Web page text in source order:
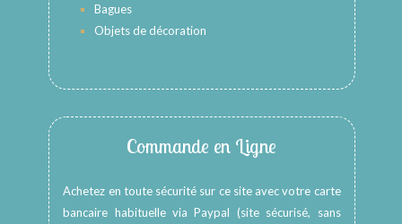
Bagues
Objets de décoration
Commande en Ligne
Achetez en toute sécurité sur ce site avec votre carte
bancaire habituelle via Paypal (site sécurisé, sans